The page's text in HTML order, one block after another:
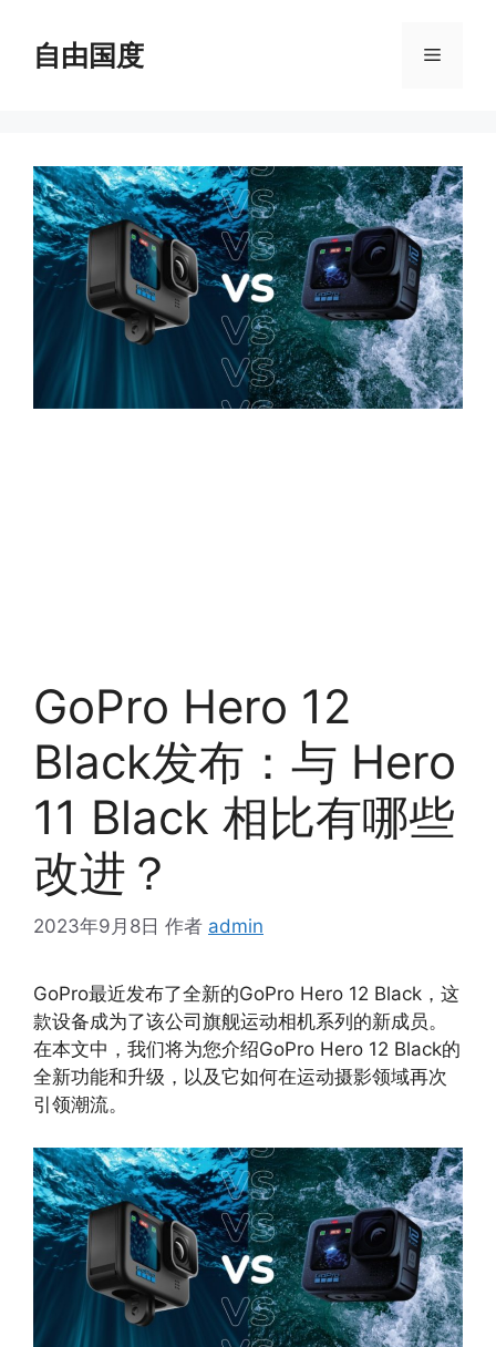
自由国度 菜
GoPro Hero 12
Black发布：与 Hero
11 Black 相比有哪些
改进？
2023年9月8日 作者 admin
GoPro最近发布了全新的GoPro Hero 12 Black，这
款设备成为了该公司旗舰运动相机系列的新成员。
在本文中，我们将为您介绍GoPro Hero 12 Black的
全新功能和升级，以及它如何在运动摄影领域再次
引领潮流。